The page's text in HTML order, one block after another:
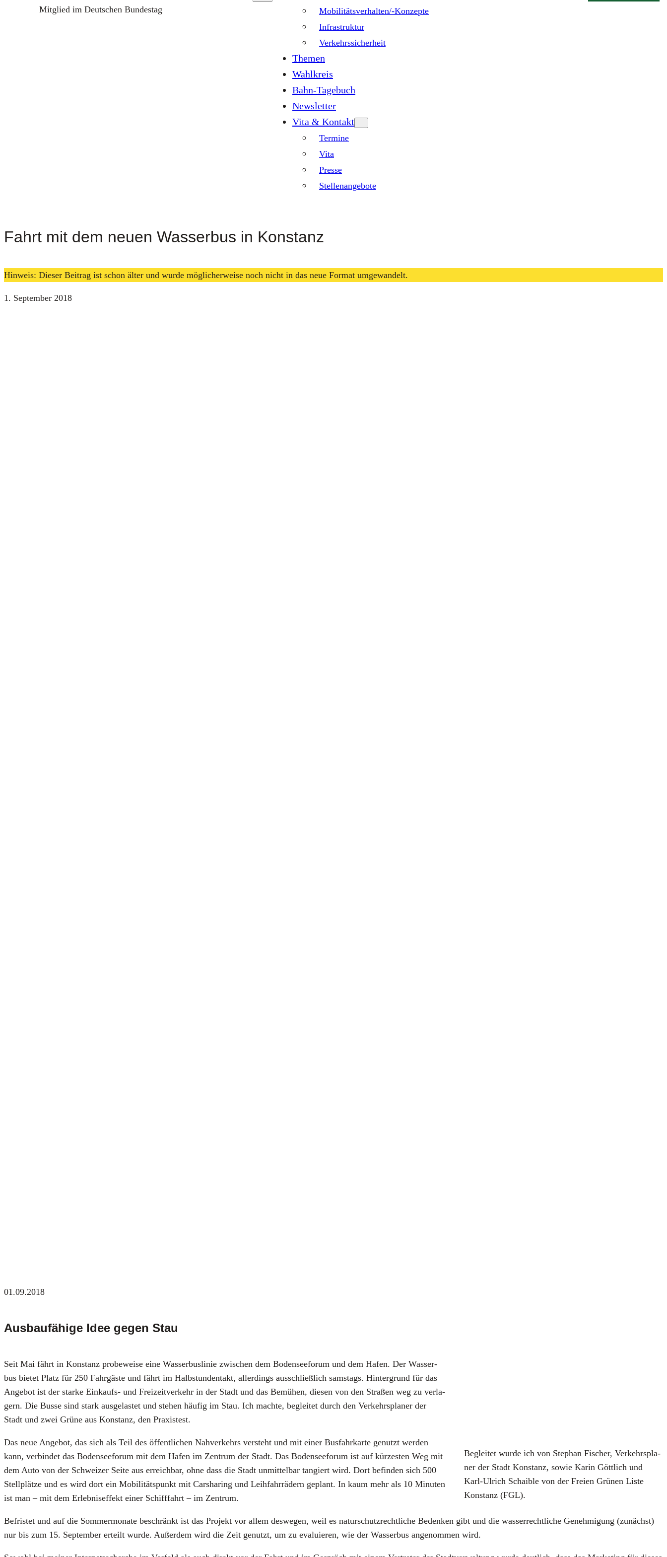
Mitglied im Deutschen Bundestag
Mobilitätsverhalten/-Konzepte
Infrastruktur
Verkehrssicherheit
Themen
Wahlkreis
Bahn-Tagebuch
Newsletter
Vita & Kontakt
Termine
Vita
Presse
Stellenangebote
Fahrt mit dem neuen Wasserbus in Konstanz
Hinweis: Dieser Beitrag ist schon älter und wurde möglicherweise noch nicht in das neue Format umgewandelt.
1. September 2018
Beglei­tet wur­de ich von Ste­phan Fischer, Ver­kehrs­pla­
ner der Stadt Kon­stanz, sowie Karin Gött­lich und
Karl-Ulrich Schai­b­le von der Frei­en Grü­nen Lis­te
Kon­stanz (FGL).
01.09.2018
Ausbaufähige Idee gegen Stau
Seit Mai fährt in Kon­stanz pro­be­wei­se eine Was­ser­bus­li­nie zwi­schen dem Boden­see­fo­rum und dem Hafen. Der Was­ser­
bus bie­tet Platz für 250 Fahr­gäs­te und fährt im Halb­stun­den­takt, aller­dings aus­schließ­lich sams­tags. Hin­ter­grund für das
Ange­bot ist der star­ke Ein­kaufs- und Frei­zeit­ver­kehr in der Stadt und das Bemü­hen, die­sen von den Stra­ßen weg zu ver­la­
gern. Die Bus­se sind stark aus­ge­las­tet und ste­hen häu­fig im Stau. Ich mach­te, beglei­tet durch den Ver­kehrs­pla­ner der
Stadt und zwei Grü­ne aus Kon­stanz, den Pra­xis­test.
Das neue Ange­bot, das sich als Teil des öffent­li­chen Nah­ver­kehrs ver­steht und mit einer Bus­fahr­kar­te genutzt wer­den
kann, ver­bin­det das Boden­see­fo­rum mit dem Hafen im Zen­trum der Stadt. Das Boden­see­fo­rum ist auf kür­zes­ten Weg mit
dem Auto von der Schwei­zer Sei­te aus erreich­bar, ohne dass die Stadt unmit­tel­bar tan­giert wird. Dort befin­den sich 500
Stell­plät­ze und es wird dort ein Mobi­li­täts­punkt mit Car­sha­ring und Leih­fahr­rä­dern geplant. In kaum mehr als 10 Minu­ten
ist man – mit dem Erleb­nis­ef­fekt einer Schiff­fahrt – im Zen­trum.
Befris­tet und auf die Som­mer­mo­na­te beschränkt ist das Pro­jekt vor allem des­we­gen, weil es natur­schutz­recht­li­che Beden­ken gibt und die was­ser­recht­li­che Geneh­mi­gung (zunächst)
nur bis zum 15. Sep­tem­ber erteilt wur­de. Außer­dem wird die Zeit genutzt, um zu eva­lu­ie­ren, wie der Was­ser­bus ange­nom­men wird.